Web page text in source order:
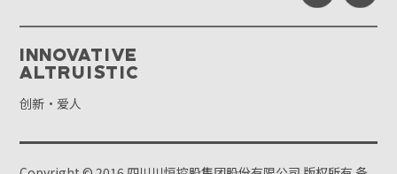
Innovative
Altruistic
创新·爱人